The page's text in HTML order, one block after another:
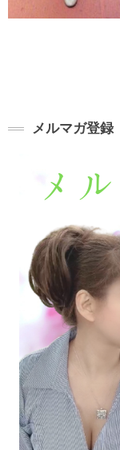
メルマガ登録